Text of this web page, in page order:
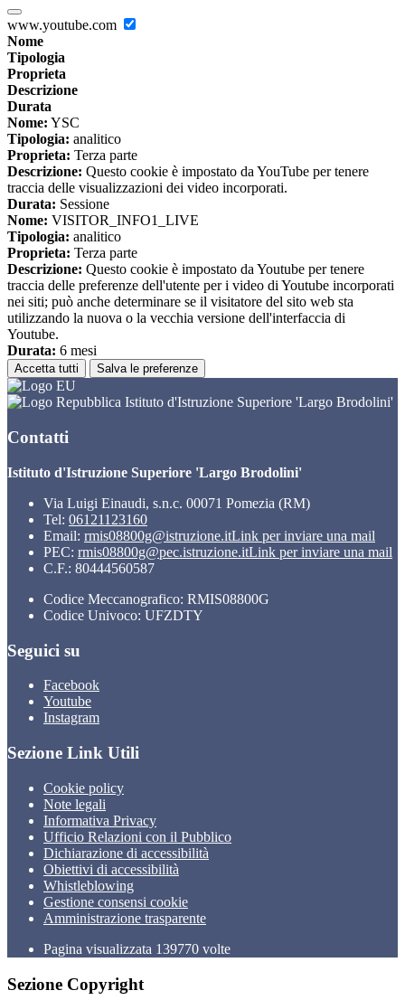
www.youtube.com
Nome
Tipologia
Proprieta
Descrizione
Durata
Nome: YSC
Tipologia: analitico
Proprieta: Terza parte
Descrizione: Questo cookie è impostato da YouTube per tenere
traccia delle visualizzazioni dei video incorporati.
Durata: Sessione
Nome: VISITOR_INFO1_LIVE
Tipologia: analitico
Proprieta: Terza parte
Descrizione: Questo cookie è impostato da Youtube per tenere
traccia delle preferenze dell'utente per i video di Youtube incorporati
nei siti; può anche determinare se il visitatore del sito web sta
utilizzando la nuova o la vecchia versione dell'interfaccia di
Youtube.
Durata: 6 mesi
Accetta tutti Salva le preferenze
Istituto d'Istruzione Superiore 'Largo Brodolini'
Contatti
Istituto d'Istruzione Superiore 'Largo Brodolini'
Via Luigi Einaudi, s.n.c. 00071 Pomezia (RM)
Tel: 06121123160
Email: rmis08800g@istruzione.itLink per inviare una mail
PEC: rmis08800g@pec.istruzione.itLink per inviare una mail
C.F.: 80444560587
Codice Meccanografico: RMIS08800G
Codice Univoco: UFZDTY
Seguici su
Facebook
Youtube
Instagram
Sezione Link Utili
Cookie policy
Note legali
Informativa Privacy
Ufficio Relazioni con il Pubblico
Dichiarazione di accessibilità
Obiettivi di accessibilità
Whistleblowing
Gestione consensi cookie
Amministrazione trasparente
Pagina visualizzata 139770 volte
Sezione Copyright